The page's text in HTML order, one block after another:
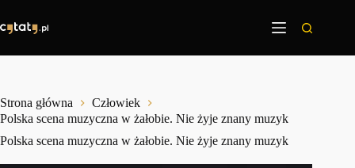
treści
Strona główna
Człowiek
Polska scena muzyczna w żałobie. Nie żyje znany muzyk
Polska scena muzyczna w żałobie. Nie żyje znany muzyk